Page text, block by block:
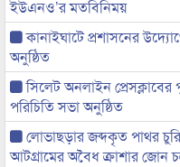
ইউএনও’র মতবিনিময়
কানাইঘাটে প্রশাসনের
অনুষ্ঠিত
সিলেট অনলাইন
পরিচিতি সভা অনুষ্ঠিত
লোভাছড়ার জব্দকৃত পাথর
আটগ্রামের অবৈধ ক্রাশার জোন